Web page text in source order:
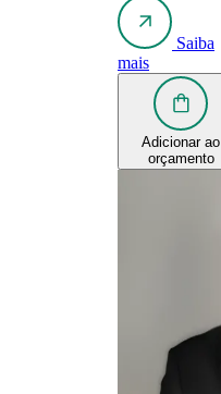
Saiba
mais
Adicionar ao
orçamento